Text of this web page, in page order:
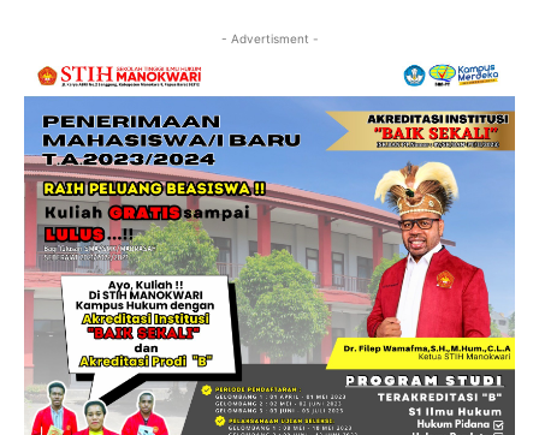
- Advertisment -